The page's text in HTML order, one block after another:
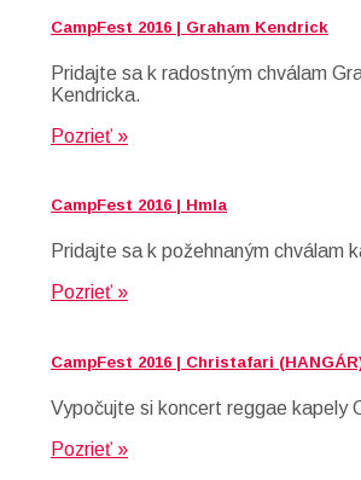
CampFest 2016 | Graham Kendrick
Pridajte sa k radostným chválam
Kendricka.
Pozrieť »
CampFest 2016 | Hmla
Pridajte sa k požehnaným chválam
Pozrieť »
CampFest 2016 | Christafari
Vypočujte si koncert reggae kapely
Pozrieť »